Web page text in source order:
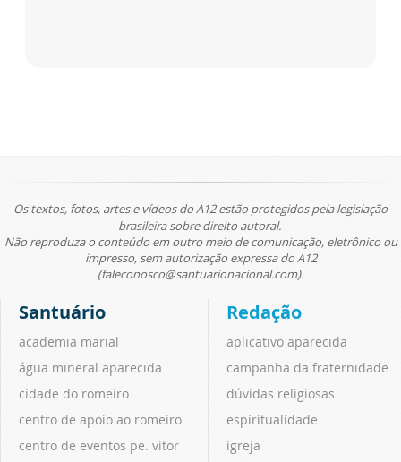
Os textos, fotos, artes e vídeos do A12 estão protegidos pela legislação
brasileira sobre direito autoral.
Não reproduza o conteúdo em outro meio de comunicação, eletrônico ou
impresso, sem autorização expressa do A12
(faleconosco@santuarionacional.com).
Santuário
academia marial
água mineral aparecida
cidade do romeiro
centro de apoio ao romeiro
centro de eventos pe. vitor
Redação
aplicativo aparecida
campanha da fraternidade
dúvidas religiosas
espiritualidade
igreja